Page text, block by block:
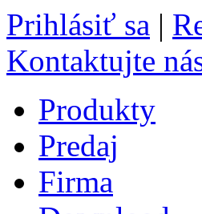
Prihlásiť sa |
Kontaktujte
Produkty
Predaj
Firma